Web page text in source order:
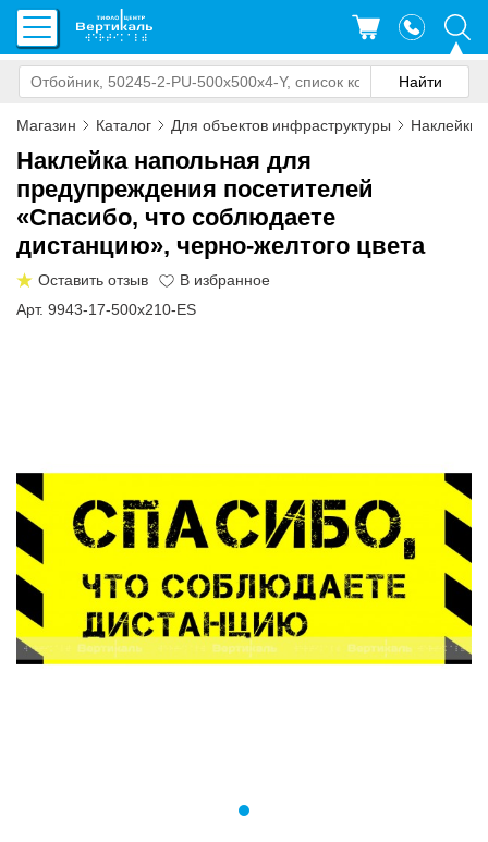
Магазин Каталог Для объектов инфраструктуры Наклейки
Наклейка напольная для
предупреждения посетителей
«Спасибо, что соблюдаете
дистанцию», черно-желтого цвета
Оставить отзыв
Арт. 9943-17-500x210-ES